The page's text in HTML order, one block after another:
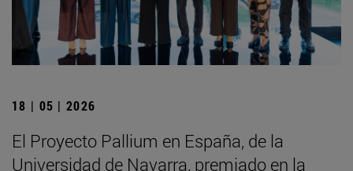
18 | 05 | 2026
El Proyecto Pallium en España, de la
Universidad de Navarra, premiado en la